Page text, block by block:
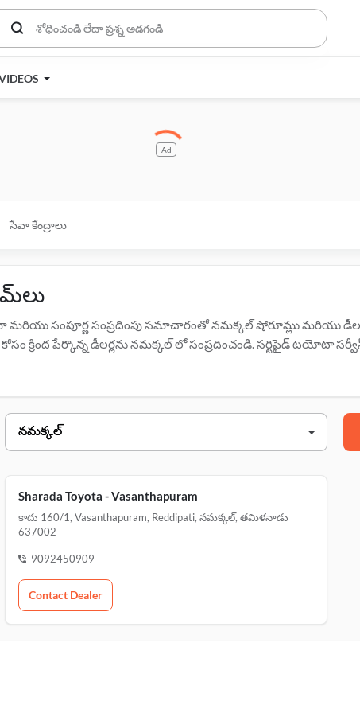
Ad
సేవా కేంద్రాలు
సంపూర్ణ సంప్రదింపు సమాచారంతో నమక్కల్ షోరూమ్లు మరియు
క్రింద పేర్కొన్న డీలర్లను నమక్కల్ లో సంప్రదించండి. సర్టిఫైడ్ టయోటా
కాదు 791d, సేలం
Sharada Toyota - Vasanthapuram
కాదు 160/1, Vasanthapuram, Reddipati, నమక్కల్, తమిళనాడు
637002
9092450909
Contact Dealer